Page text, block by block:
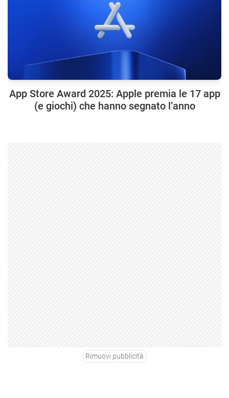
App Store Award 2025: Apple premia le 17 app
(e giochi) che hanno segnato l’anno
Rimuovi pubblicità